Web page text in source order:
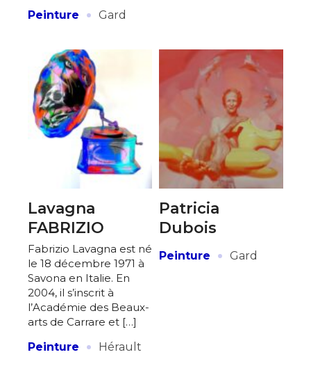
Peinture
· Gard
Lavagna
FABRIZIO
Fabrizio Lavagna est né
le 18 décembre 1971 à
Savona en Italie. En
2004, il s’inscrit à
l’Académie des Beaux-
arts de Carrare et […]
Peinture
· Hérault
Patricia
Dubois
Peinture · Gard